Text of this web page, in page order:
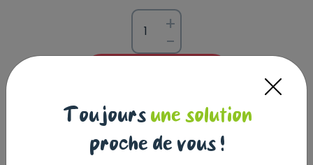
+
-
Laisser un avis
Toujours une solution
proche de vous !